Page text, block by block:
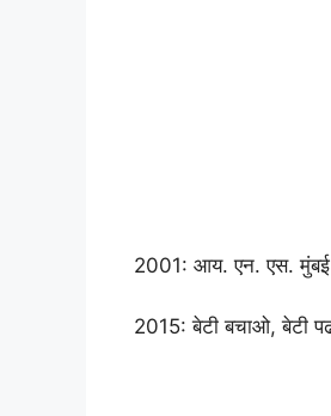
2001: आय. एन. एस. मुंबई
2015: बेटी बचाओ, बेटी